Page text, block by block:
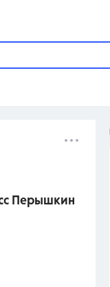
Перышкин